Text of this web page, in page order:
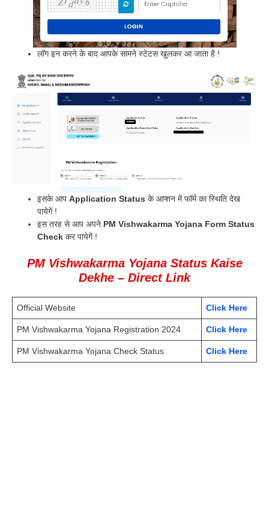
लॉग इन करने के बाद आपके सामने स्टेटस खुलकर आ जाता है !
इसके आप Application Status के आप्शन में फॉर्म का स्थिति देख
पायेगें !
इस तरह से आप अपने PM Vishwakarma Yojana Form Status
Check कर पायेगें !
PM Vishwakarma Yojana Status Kaise
Dekhe – Direct Link
Official Website Click Here
PM Vishwakarma Yojana Registration 2024 Click Here
PM Vishwakarma Yojana Check Status Click Here